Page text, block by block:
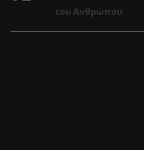
του Ανθρώπου